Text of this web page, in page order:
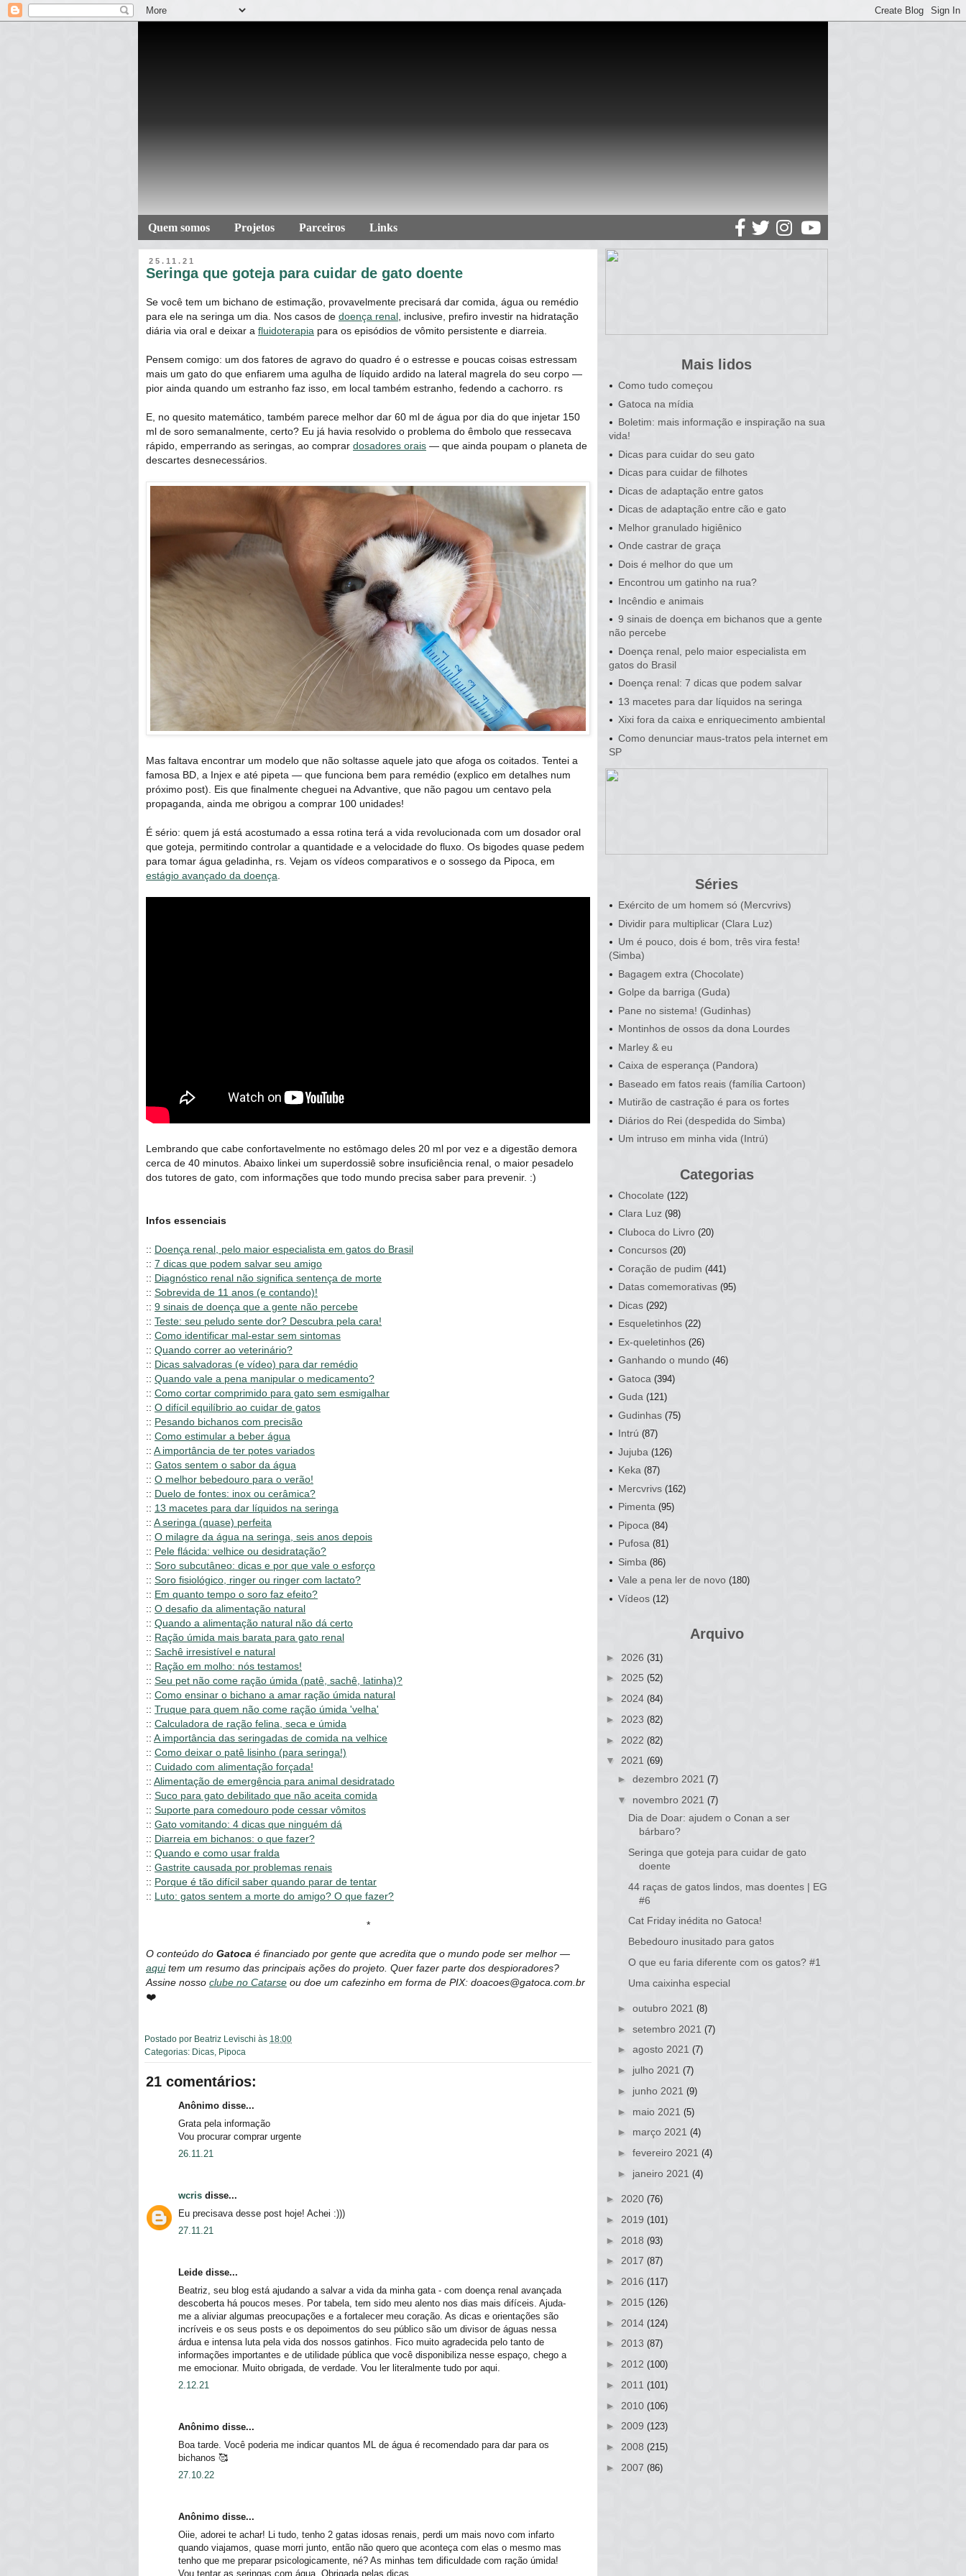
Quem somos Projetos Parceiros Links
25.11.21
Seringa que goteja para cuidar de gato doente
Se você tem um bichano de estimação, provavelmente precisará dar comida, água ou remédio
para ele na seringa um dia. Nos casos de doença renal , inclusive, prefiro investir na hidratação
diária via oral e deixar a fluidoterapia para os episódios de vômito persistente e diarreia.
Pensem comigo: um dos fatores de agravo do quadro é o estresse e poucas coisas estressam
mais um gato do que enfiarem uma agulha de líquido ardido na lateral magrela do seu corpo —
pior ainda quando um estranho faz isso, em local também estranho, fedendo a cachorro. rs
E, no quesito matemático, também parece melhor dar 60 ml de água por dia do que injetar 150
ml de soro semanalmente, certo? Eu já havia resolvido o problema do êmbolo que ressecava
rápido, emperrando as seringas, ao comprar dosadores orais — que ainda poupam o planeta de
descartes desnecessários.
Mas faltava encontrar um modelo que não soltasse aquele jato que afoga os coitados. Tentei a
famosa BD, a Injex e até pipeta — que funciona bem para remédio (explico em detalhes num
próximo post). Eis que finalmente cheguei na Advantive, que não pagou um centavo pela
propaganda, ainda me obrigou a comprar 100 unidades!
É sério: quem já está acostumado a essa rotina terá a vida revolucionada com um dosador oral
que goteja, permitindo controlar a quantidade e a velocidade do fluxo. Os bigodes quase pedem
para tomar água geladinha, rs. Vejam os vídeos comparativos e o sossego da Pipoca, em
estágio avançado da doença.
Lembrando que cabe confortavelmente no estômago deles 20 ml por vez e a digestão demora
cerca de 40 minutos. Abaixo linkei um superdossiê sobre insuficiência renal, o maior pesadelo
dos tutores de gato, com informações que todo mundo precisa saber para prevenir. :)
Infos essenciais
:: Doença renal, pelo maior especialista em gatos do Brasil
:: 7 dicas que podem salvar seu amigo
:: Diagnóstico renal não significa sentença de morte
:: Sobrevida de 11 anos (e contando)!
:: 9 sinais de doença que a gente não percebe
:: Teste: seu peludo sente dor? Descubra pela cara!
:: Como identificar mal-estar sem sintomas
:: Quando correr ao veterinário?
:: Dicas salvadoras (e vídeo) para dar remédio
:: Quando vale a pena manipular o medicamento?
:: Como cortar comprimido para gato sem esmigalhar
:: O difícil equilíbrio ao cuidar de gatos
:: Pesando bichanos com precisão
:: Como estimular a beber água
:: A importância de ter potes variados
:: Gatos sentem o sabor da água
:: O melhor bebedouro para o verão!
:: Duelo de fontes: inox ou cerâmica?
:: 13 macetes para dar líquidos na seringa
:: A seringa (quase) perfeita
:: O milagre da água na seringa, seis anos depois
:: Pele flácida: velhice ou desidratação?
:: Soro subcutâneo: dicas e por que vale o esforço
:: Soro fisiológico, ringer ou ringer com lactato?
:: Em quanto tempo o soro faz efeito?
:: O desafio da alimentação natural
:: Quando a alimentação natural não dá certo
:: Ração úmida mais barata para gato renal
:: Sachê irresistível e natural
:: Ração em molho: nós testamos!
:: Seu pet não come ração úmida (patê, sachê, latinha)?
:: Como ensinar o bichano a amar ração úmida natural
:: Truque para quem não come ração úmida 'velha'
:: Calculadora de ração felina, seca e úmida
:: A importância das seringadas de comida na velhice
:: Como deixar o patê lisinho (para seringa!)
:: Cuidado com alimentação forçada!
:: Alimentação de emergência para animal desidratado
:: Suco para gato debilitado que não aceita comida
:: Suporte para comedouro pode cessar vômitos
:: Gato vomitando: 4 dicas que ninguém dá
:: Diarreia em bichanos: o que fazer?
:: Quando e como usar fralda
:: Gastrite causada por problemas renais
:: Porque é tão difícil saber quando parar de tentar
:: Luto: gatos sentem a morte do amigo? O que fazer?
*
O conteúdo do Gatoca é financiado por gente que acredita que o mundo pode ser melhor —
aquitem um resumo das principais ações do projeto. Quer fazer parte dos despioradores?
Assine nosso clube no Catarse ou doe um cafezinho em forma de PIX: doacoes@gatoca.com.br
❤️
Postado por Beatriz Levischi às 18:00
Categorias: Dicas Pipoca
21 comentários:
Anônimo disse...
Grata pela informação
Vou procurar comprar urgente
26.11.21
wcris disse...
Eu precisava desse post hoje! Achei :)))
27.11.21
Leide disse...
Beatriz, seu blog está ajudando a salvar a vida da minha gata - com doença renal avançada
descoberta há poucos meses. Por tabela, tem sido meu alento nos dias mais difíceis. Ajuda-
me a aliviar algumas preocupações e a fortalecer meu coração. As dicas e orientações são
incríveis e os seus posts e os depoimentos do seu público são um divisor de águas nessa
árdua e intensa luta pela vida dos nossos gatinhos. Fico muito agradecida pelo tanto de
informações importantes e de utilidade pública que você disponibiliza nesse espaço, chego a
me emocionar. Muito obrigada, de verdade. Vou ler literalmente tudo por aqui.
2.12.21
Anônimo disse...
Boa tarde. Você poderia me indicar quantos ML de água é recomendado para dar para os
bichanos 🥰
27.10.22
Anônimo disse...
Oiie, adorei te achar! Li tudo, tenho 2 gatas idosas renais, perdi um mais novo com infarto
quando viajamos, quase morri junto, então não quero que aconteça com elas o mesmo mas
tenho que me preparar psicologicamente, né? As minhas tem dificuldade com ração úmida!
Vou tentar as seringas com água. Obrigada pelas dicas
Mais lidos
Como tudo começou
Gatoca na mídia
Boletim: mais informação e inspiração na sua
vida!
Dicas para cuidar do seu gato
Dicas para cuidar de filhotes
Dicas de adaptação entre gatos
Dicas de adaptação entre cão e gato
Melhor granulado higiênico
Onde castrar de graça
Dois é melhor do que um
Encontrou um gatinho na rua?
Incêndio e animais
9 sinais de doença em bichanos que a gente
não percebe
Doença renal, pelo maior especialista em
gatos do Brasil
Doença renal: 7 dicas que podem salvar
13 macetes para dar líquidos na seringa
Xixi fora da caixa e enriquecimento ambiental
Como denunciar maus-tratos pela internet em
SP
Séries
Exército de um homem só (Mercvrivs)
Dividir para multiplicar (Clara Luz)
Um é pouco, dois é bom, três vira festa!
(Simba)
Bagagem extra (Chocolate)
Golpe da barriga (Guda)
Pane no sistema! (Gudinhas)
Montinhos de ossos da dona Lourdes
Marley & eu
Caixa de esperança (Pandora)
Baseado em fatos reais (família Cartoon)
Mutirão de castração é para os fortes
Diários do Rei (despedida do Simba)
Um intruso em minha vida (Intrú)
Categorias
Chocolate (122)
Clara Luz (98)
Cluboca do Livro (20)
Concursos (20)
Coração de pudim (441)
Datas comemorativas (95)
Dicas (292)
Esqueletinhos (22)
Ex-queletinhos (26)
Ganhando o mundo (46)
Gatoca (394)
Guda (121)
Gudinhas (75)
Intrú (87)
Jujuba (126)
Keka (87)
Mercvrivs (162)
Pimenta (95)
Pipoca (84)
Pufosa (81)
Simba (86)
Vale a pena ler de novo (180)
Vídeos (12)
Arquivo
► 2026 (31)
► 2025 (52)
► 2024 (84)
► 2023 (82)
► 2022 (82)
▼ 2021 (69)
► dezembro 2021 (7)
▼ novembro 2021 (7)
Dia de Doar: ajudem o Conan a ser
bárbaro?
Seringa que goteja para cuidar de gato
doente
44 raças de gatos lindos, mas doentes | EG
#6
Cat Friday inédita no Gatoca!
Bebedouro inusitado para gatos
O que eu faria diferente com os gatos? #1
Uma caixinha especial
► outubro 2021 (8)
► setembro 2021 (7)
► agosto 2021 (7)
► julho 2021 (7)
► junho 2021 (9)
► maio 2021 (5)
► março 2021 (4)
► fevereiro 2021 (4)
► janeiro 2021 (4)
► 2020 (76)
► 2019 (101)
► 2018 (93)
► 2017 (87)
► 2016 (117)
► 2015 (126)
► 2014 (124)
► 2013 (87)
► 2012 (100)
► 2011 (101)
► 2010 (106)
► 2009 (123)
► 2008 (215)
► 2007 (86)